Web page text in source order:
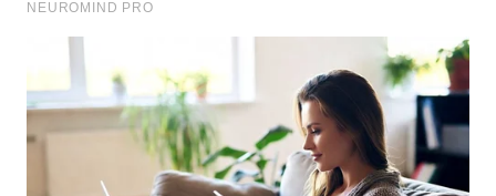
WN
TAPANULI
WN
TANJUNG